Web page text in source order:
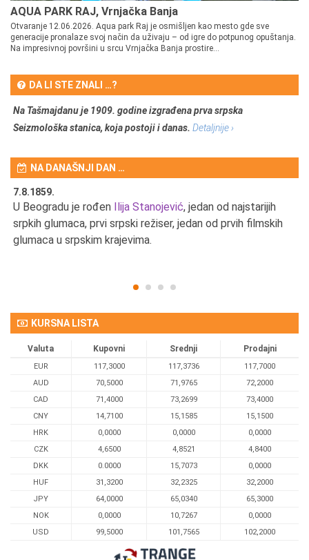
AQUA PARK RAJ, Vrnjačka Banja
Otvaranje 12.06.2026. Aqua park Raj je osmišljen kao mesto gde sve
generacije pronalaze svoj način da uživaju – od igre do potpunog opuštanja.
Na impresivnoj površini u srcu Vrnjačka Banja prostire...
DA LI STE ZNALI …?
Na Tašmajdanu je 1909. godine izgrađena prva srpska
Seizmološka stanica, koja postoji i danas. Detaljnije ›
NA DANAŠNJI DAN …
7.8.1859.
U Beogradu je rođen Ilija Stanojević, jedan od najstarijih
srpkih glumaca, prvi srpski režiser, jedan od prvih filmskih
glumaca u srpskim krajevima.
KURSNA LISTA
Valuta Kupovni Srednji Prodajni
EUR 117,3000 117,3736
117,7000
AUD
70,5000 71,9765
72,2000
CAD
71,4000 73,2699
73,4000
CNY
14,7100 15,1585
15,1500
HRK
0,0000 0,0000
0,0000
CZK
4,6500 4,8521
4,8400
DKK
0.0000 15,7073
0,0000
HUF
31,3200 32,2325
32,2000
JPY
64,0000 65,0340
65,3000
NOK
0,0000 10,7267
0,0000
USD
99,5000 101,7565 102,2000